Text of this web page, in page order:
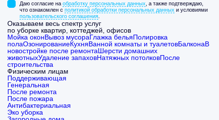
Даю согласие на обработку персональных данных , а также подтверждаю,
что ознакомлен с политикой обработки персональных данных и условиями
пользовательского соглашения
Оказываем весь спектр услуг
по уборке квартир, коттеджей, офисов
Мойка оконВывоз мусораГлажка бельяПолировка
полаОзонированиеКухняВанной комнаты и туалетовБалконаВ
новостройке после ремонтаШерсти домашних
животныхУдаление запаховНатяжных потолковПосле
строительства
Физическим лицам
Поддерживающая
Генеральная
После ремонта
После пожара
Антибактериальная
Эко уборка